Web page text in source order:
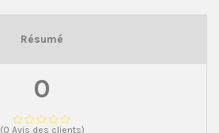
Résumé
0
(0 Avis des clients)